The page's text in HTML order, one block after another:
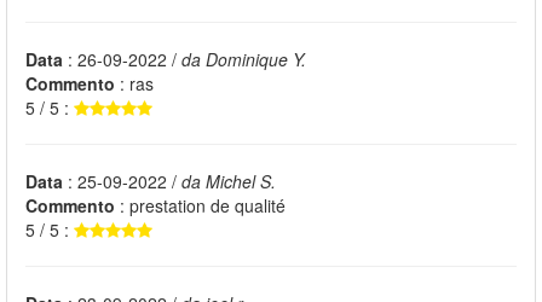
Data : 26-09-2022 / da Dominique Y.
Commento : ras
5 / 5 :
Data : 25-09-2022 / da Michel S.
Commento : prestation de qualité
5 / 5 :